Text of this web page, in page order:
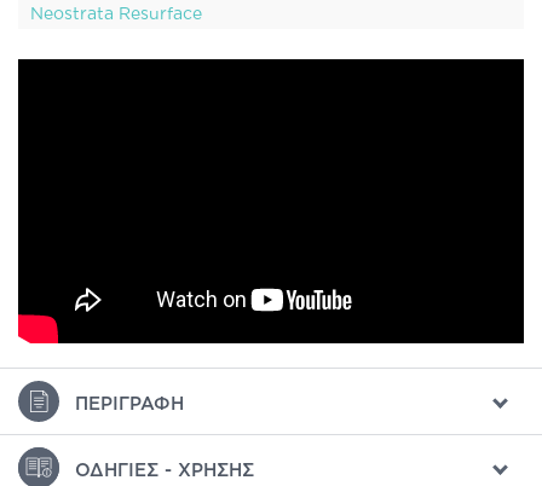
Neostrata Resurface
ΠΕΡΙΓΡΑΦΉ
ΟΔΗΓΊΕΣ - ΧΡΉΣΗΣ